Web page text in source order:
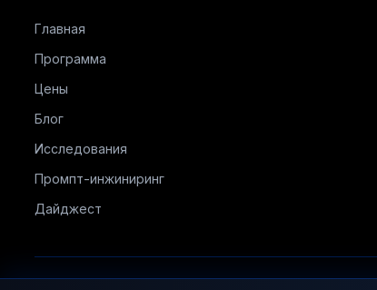
Главная
Программа
Цены
Блог
Исследования
Промпт-инжиниринг
Дайджест